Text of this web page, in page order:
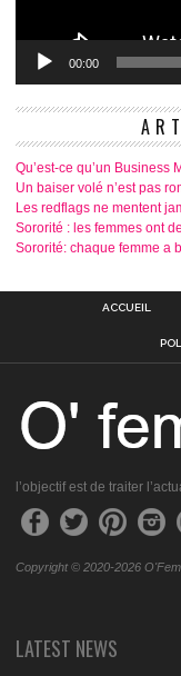
00:00
Qu’est-ce qu’un Business
Un baiser volé n’est pas
Les redflags ne mentent
Sororité : les femmes ont
Sororité: chaque femme a
ACCUEIL
l’objectif est de traiter
Copyright © 2020-2026
LATEST NEWS